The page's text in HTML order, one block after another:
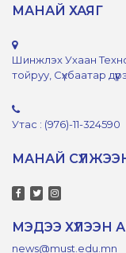
МАНАЙ ХАЯГ
Шинжлэх Ухаан
тойруу, Сүхбаатар
Утас : (976)-11-324590
МАНАЙ
МЭДЭЭ ХҮЛЭЭН
news@must.edu.mn